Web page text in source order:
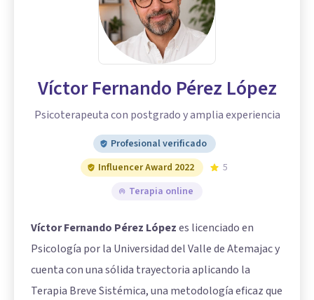
Víctor Fernando Pérez López
Psicoterapeuta con postgrado y amplia experiencia
Profesional verificado
Influencer Award 2022
5
Terapia online
Víctor Fernando Pérez Lópezes licenciado en
Psicología por la Universidad del Valle de Atemajac y
cuenta con una sólida trayectoria aplicando la
Terapia Breve Sistémica, una metodología eficaz que